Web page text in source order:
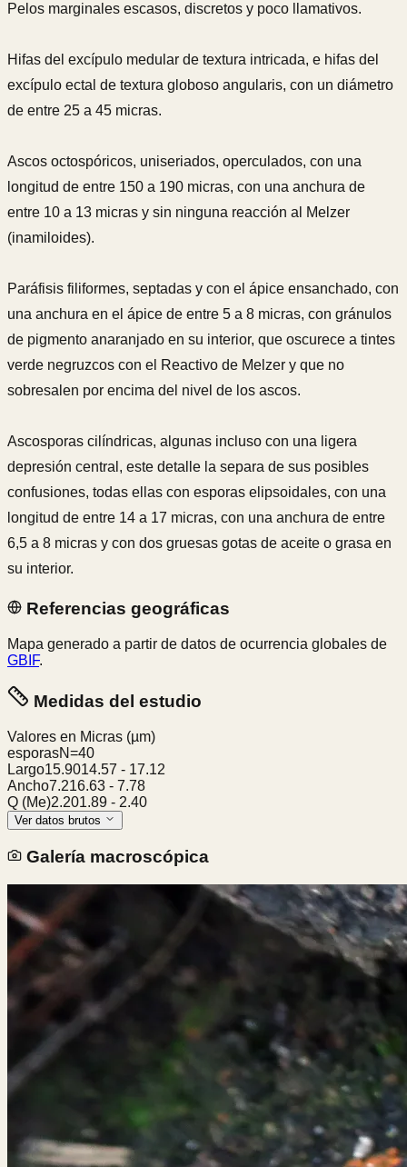
Pelos marginales escasos, discretos y poco llamativos.
Hifas del excípulo medular de textura intricada, e hifas del
excípulo ectal de textura globoso angularis, con un diámetro
de entre 25 a 45 micras.
Ascos octospóricos, uniseriados, operculados, con una
longitud de entre 150 a 190 micras, con una anchura de
entre 10 a 13 micras y sin ninguna reacción al Melzer
(inamiloides).
Paráfisis filiformes, septadas y con el ápice ensanchado, con
una anchura en el ápice de entre 5 a 8 micras, con gránulos
de pigmento anaranjado en su interior, que oscurece a tintes
verde negruzcos con el Reactivo de Melzer y que no
sobresalen por encima del nivel de los ascos.
Ascosporas cilíndricas, algunas incluso con una ligera
depresión central, este detalle la separa de sus posibles
confusiones, todas ellas con esporas elipsoidales, con una
longitud de entre 14 a 17 micras, con una anchura de entre
6,5 a 8 micras y con dos gruesas gotas de aceite o grasa en
su interior.
Referencias geográficas
Mapa generado a partir de datos de ocurrencia globales de
GBIF.
Medidas del estudio
Valores en Micras (µm)
esporasN=40
Largo15.9014.57 - 17.12
Ancho7.216.63 - 7.78
Q (Me)2.201.89 - 2.40
Ver datos brutos
Galería macroscópica